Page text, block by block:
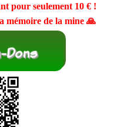
pour seulement 10 €!
mémoire de la mine 🙏